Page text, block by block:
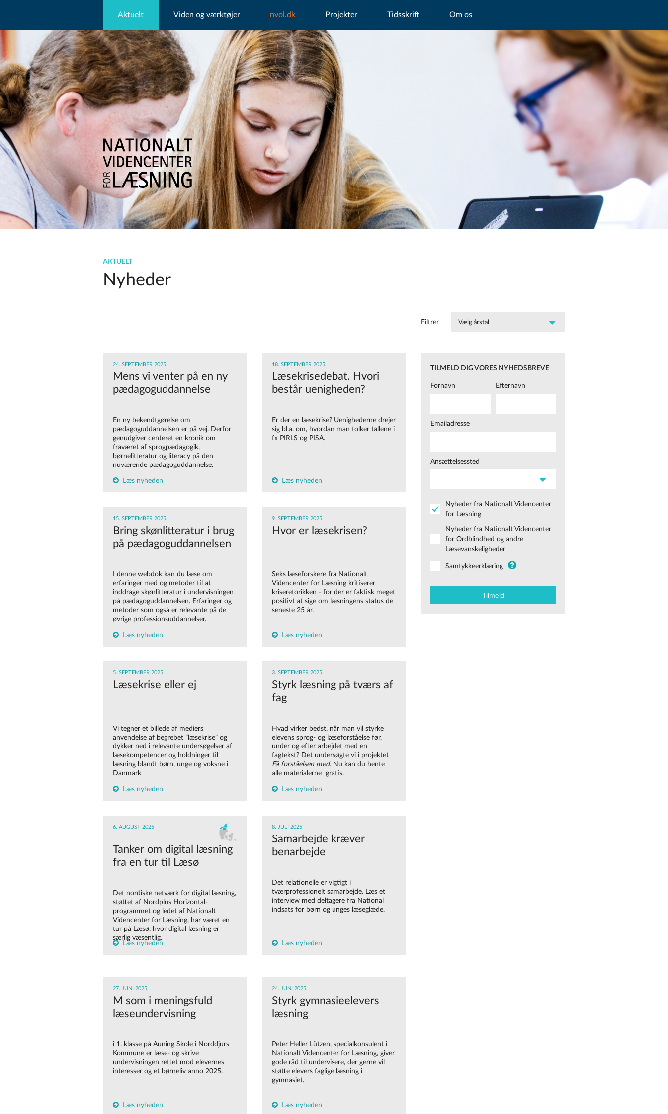
Aktuelt Viden og værktøjer nvol.dk Projekter Tidsskrift Om os
AKTUELT
Nyheder
Filtrer
24. SEPTEMBER 2025
Mens vi venter på en ny
pædagoguddannelse
En ny bekendtgørelse om
pædagoguddannelsen er på vej. Derfor
genudgiver centeret en kronik om
fraværet af sprogpædagogik,
børnelitteratur og literacy på den
nuværende pædagoguddannelse.
Læs nyheden
18. SEPTEMBER 2025
Læsekrisedebat. Hvori
består uenigheden?
Er der en læsekrise? Uenighederne drejer
sig bl.a. om, hvordan man tolker tallene i
fx PIRLS og PISA.
Læs nyheden
15. SEPTEMBER 2025
Bring skønlitteratur i brug
på pædagoguddannelsen
I denne webdok kan du læse om
erfaringer med og metoder til at
inddrage skønlitteratur i undervisningen
på pædagoguddannelsen. Erfaringer og
metoder som også er relevante på de
øvrige professionsuddannelser.
Læs nyheden
9. SEPTEMBER 2025
Hvor er læsekrisen?
Seks læseforskere fra Nationalt
Videncenter for Læsning kritiserer
kriseretorikken - for der er faktisk meget
positivt at sige om læsningens status de
seneste 25 år.
Læs nyheden
5. SEPTEMBER 2025
Læsekrise eller ej
Vi tegner et billede af mediers
anvendelse af begrebet ”læsekrise” og
dykker ned i relevante undersøgelser af
læsekompetencer og holdninger til
læsning blandt børn, unge og voksne i
Danmark
Læs nyheden
3. SEPTEMBER 2025
Styrk læsning på tværs af
fag
Hvad virker bedst, når man vil styrke
elevens sprog- og læseforståelse før,
under og efter arbejdet med en
fagtekst? Det undersøgte vi i projektet
Få forståelsen med. N u kan du hente
alle materialerne gratis.
Læs nyheden
6. AUGUST 2025
Tanker om digital læsning
fra en tur til Læsø
Det nordiske netværk for digital læsning,
støttet af Nordplus Horizontal-
programmet og ledet af Nationalt
Videncenter for Læsning, har været en
tur på Læsø, hvor digital læsning er
særlig væsentlig.
Læs nyheden
8. JULI 2025
Samarbejde kræver
benarbejde
Det relationelle er vigtigt i
tværprofessionelt samarbejde. Læs et
interview med deltagere fra National
indsats for børn og unges læseglæde.
Læs nyheden
27. JUNI 2025
M som i meningsfuld
læseundervisning
i 1. klasse på Auning Skole i Norddjurs
Kommune er læse- og skrive
undervisningen rettet mod elevernes
interesser og et børneliv anno 2025.
Læs nyheden
24. JUNI 2025
Styrk gymnasieelevers
læsning
Peter Heller Lützen, specialkonsulent i
Nationalt Videncenter for Læsning, giver
gode råd til undervisere, der gerne vil
støtte elevers faglige læsning i
gymnasiet.
Læs nyheden
TILMELD DIG VORES NYHEDSBREVE
Fornavn Efternavn
Emailadresse
Ansættelsessted
Nyheder fra Nationalt Videncenter
for Læsning
Nyheder fra Nationalt Videncenter
for Ordblindhed og andre
Læsevanskeligheder
Samtykkeerklæring